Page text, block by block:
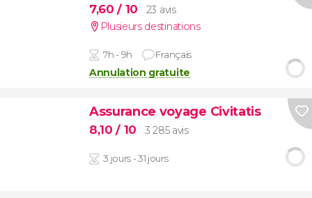
7,60/ 10
23 avis
Plusieurs destinations
7h - 9h Français
Annulation gratuite
Assurance voyage Civitatis
8,10/ 10 3 285 avis
3 jours - 31 jours